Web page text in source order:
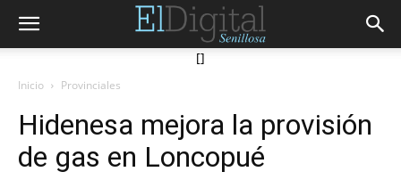
[]
Inicio Provinciales
Hidenesa mejora la provisión
de gas en Loncopué